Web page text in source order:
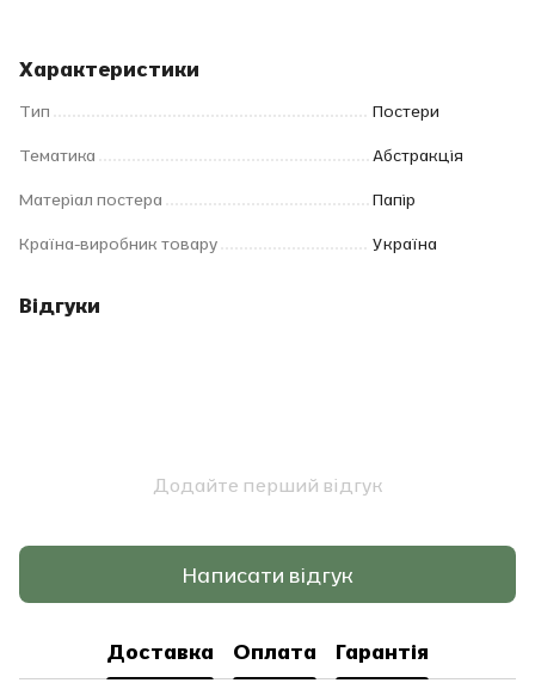
Характеристики
Тип Постери
Тематика Абстракція
Матеріал постера Папір
Країна-виробник товару Україна
Відгуки
Додайте перший відгук
Написати відгук
Доставка Оплата Гарантія